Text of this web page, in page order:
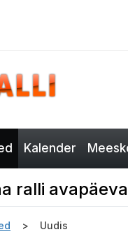
Kalender
ralli
Uudis